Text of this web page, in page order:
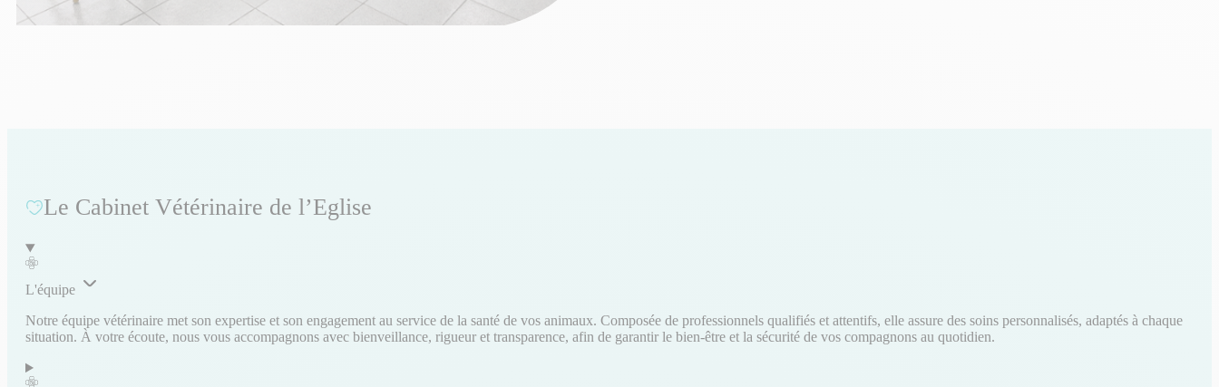
Le Cabinet Vétérinaire de l’Eglise
L'équipe
Notre équipe vétérinaire met son expertise et son engagement au service de la santé de vos animaux. Composée de professionnels qualifiés et attentifs, elle assure des soins personnalisés, adaptés à chaque
situation. À votre écoute, nous vous accompagnons avec bienveillance, rigueur et transparence, afin de garantir le bien-être et la sécurité de vos compagnons au quotidien.